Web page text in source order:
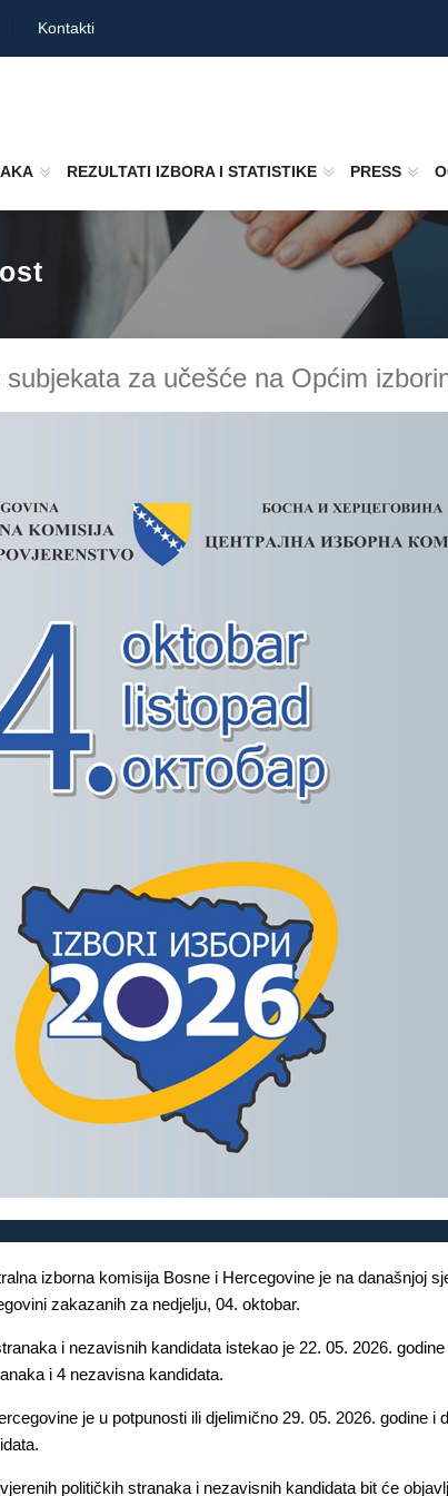
Kontakti
REZULTATI IZBORA I STATISTIKE PRESS
za učešće na Općim
izborna komisija Bosne i Hercegovine je na
zakazanih za nedjelju, 04. oktobar.
i nezavisnih kandidata istekao je 22. 05. 2026.
i 4 nezavisna kandidata.
je u potpunosti ili djelimično 29. 05. 2026. godine
političkih stranaka i nezavisnih kandidata bit će